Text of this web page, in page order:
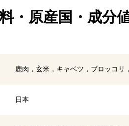
・原産国・成分
鹿肉，玄米，キャベツ，ブロッコ
日本